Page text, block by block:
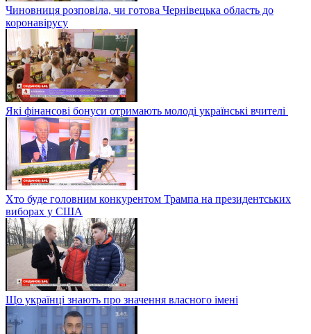
Чиновниця розповіла, чи готова Чернівецька область до
коронавірусу
Які фінансові бонуси отримають молоді українські вчителі
Хто буде головним конкурентом Трампа на президентських
виборах у США
Що українці знають про значення власного імені